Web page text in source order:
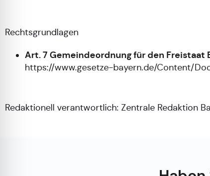
Rechtsgrundlagen
Art. 7 Gemeindeordnung für den Freistaat
https://www.gesetze-bayern.de/Content/
Redaktionell verantwortlich: Zentrale Redaktion